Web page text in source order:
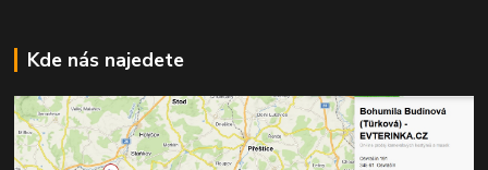
Kde nás najedete